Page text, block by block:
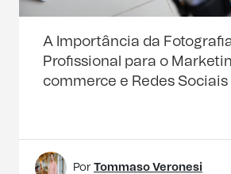
A Importância da
Profissional para o
commerce e Redes Sociais
Por Tommaso Veronesi